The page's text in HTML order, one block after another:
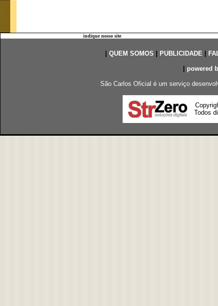
indique nosso site
QUEM SOMOS PUBLICIDADE|
powered
São Carlos Oficial é um serviço
Todos